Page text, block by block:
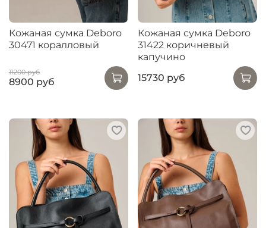
Кожаная сумка Deboro
30471 коралловый
11200 руб
8900 руб
Кожаная сумка Deboro
31422 коричневый
капучино
15730 руб